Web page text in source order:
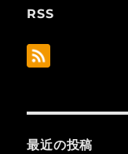
RSS
最近の投稿